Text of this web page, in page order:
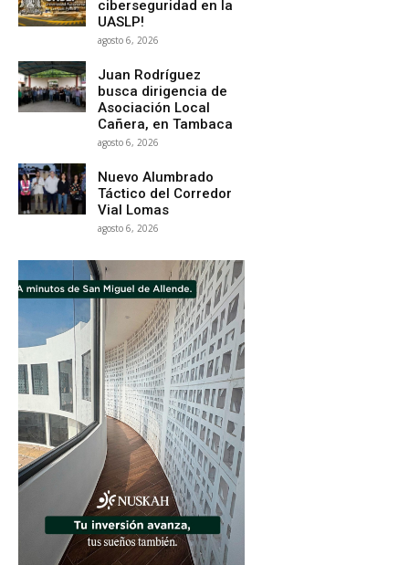
ciberseguridad en la
UASLP!
agosto 6, 2026
Juan Rodríguez
busca dirigencia de
Asociación Local
Cañera, en Tambaca
agosto 6, 2026
Nuevo Alumbrado
Táctico del Corredor
Vial Lomas
agosto 6, 2026